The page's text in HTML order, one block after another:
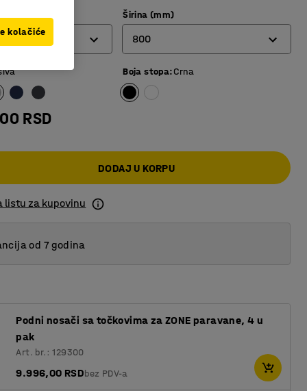
Širina (mm)
800
800
Boja stopa:Crna
RSD
DODAJ U KORPU
listu za kupovinu
od 7 godina
Podni nosači sa točkovima za ZONE paravane, 4 u
pak
Art. br.: 129300
9.996,00 RSDbez PDV-a
kolačiće